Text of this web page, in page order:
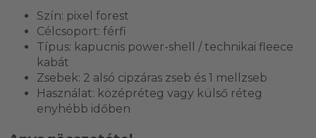
Szín: pixel forest
Célcsoport: férfi
Típus: kapucnis power-shell / technikai fleece
kabát
Zsebek: 2 alsó cipzáras zseb és 1 mellzseb
Használat: középréteg vagy külső réteg
enyhébb időben